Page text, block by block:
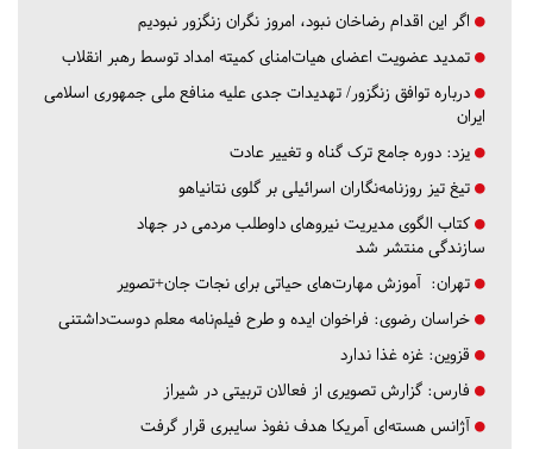
اگر این اقدام رضاخان نبود، امروز نگران زنگزور نبودیم
تمدید عضویت اعضای هیات‌امنای کمیته امداد توسط رهبر انقلاب
درباره توافق زنگزور/ تهدیدات جدی علیه منافع ملی جمهوری اسلامی
ایران
یزد: دوره جامع ترک گناه و تغییر عادت
تیغ تیز روزنامه‌نگاران اسرائیلی بر گلوی نتانیاهو
کتاب الگوی مدیریت نیروهای داوطلب مردمی در جهاد
سازندگی منتشر شد
تهران: آموزش مهارت‌های حیاتی برای نجات جان+تصویر
خراسان رضوی: فراخوان ایده و طرح فیلم‌نامه معلم دوست‌داشتنی
قزوین: غزه غذا ندارد
فارس: گزارش تصویری از فعالان تربیتی در شیراز
آژانس هسته‌ای آمریکا هدف نفوذ سایبری قرار گرفت